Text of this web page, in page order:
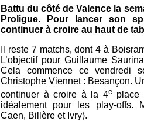
Battu du côté de Valence la
Proligue. Pour lancer son
continuer à croire au haut de
Il reste 7 matchs, dont 4 à
L’objectif pour Guillaume
Cela commence ce vendredi
Christophe Viennet : Besançon.
continuer à croire à la 4eplace
idéalement pour les play-
Caen, Billère et Ivry).